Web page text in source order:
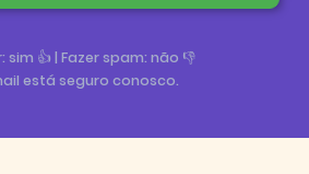
sim 👍 | Fazer spam: não 👎
está seguro conosco.